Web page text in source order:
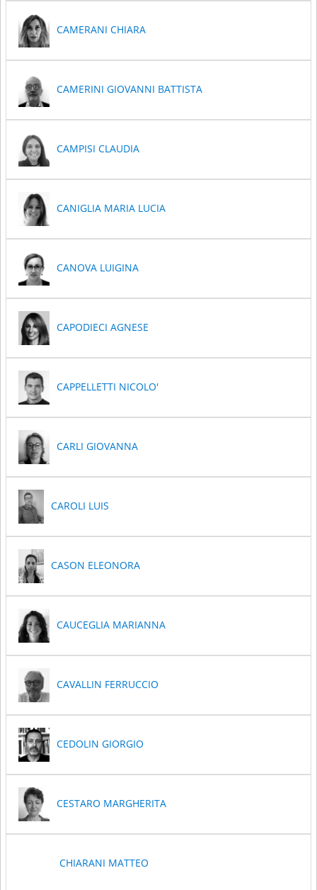
CAMERANI CHIARA
CAMERINI GIOVANNI BATTISTA
CAMPISI CLAUDIA
CANIGLIA MARIA LUCIA
CANOVA LUIGINA
CAPODIECI AGNESE
CAPPELLETTI NICOLO'
CARLI GIOVANNA
CAROLI LUIS
CASON ELEONORA
CAUCEGLIA MARIANNA
CAVALLIN FERRUCCIO
CEDOLIN GIORGIO
CESTARO MARGHERITA
CHIARANI MATTEO